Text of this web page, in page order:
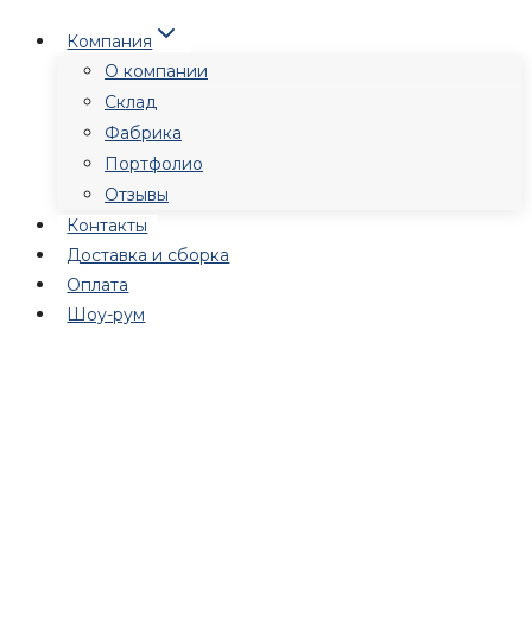
Перейти
содержимому
Компания
О компании
Склад
Фабрика
Портфолио
Отзывы
Контакты
Доставка и сборка
Оплата
Шоу-рум